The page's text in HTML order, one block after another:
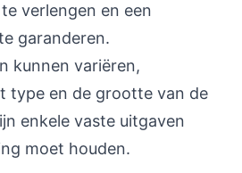
verlengen en een
garanderen.
kunnen variëren,
type en de grootte van de
enkele vaste uitgaven
moet houden.